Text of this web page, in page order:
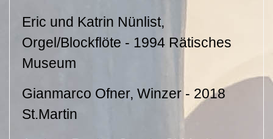
Eric und Katrin Nünlist,
Orgel/Blockflöte - 1994 Rätisches
Museum
Gianmarco Ofner, Winzer - 2018
St.Martin